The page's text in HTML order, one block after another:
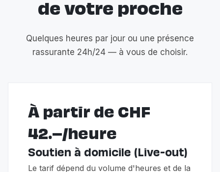
de votre proche
Quelques heures par jour ou une présence
rassurante 24h/24 — à vous de choisir.
À partir de CHF
42.–/heure
Soutien à domicile (Live-out)
Le tarif dépend du volume d'heures et de la